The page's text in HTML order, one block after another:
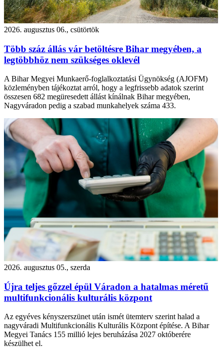
2026. augusztus 06., csütörtök
Több száz állás vár betöltésre Bihar megyében, a
legtöbbhöz nem szükséges oklevél
A Bihar Megyei Munkaerő-foglalkoztatási Ügynökség (AJOFM)
közleményben tájékoztat arról, hogy a legfrissebb adatok szerint
összesen 682 megüresedett állást kínálnak Bihar megyében,
Nagyváradon pedig a szabad munkahelyek száma 433.
2026. augusztus 05., szerda
Újra teljes gőzzel épül Váradon a hatalmas méretű
multifunkcionális kulturális központ
Az egyéves kényszerszünet után ismét ütemterv szerint halad a
nagyváradi Multifunkcionális Kulturális Központ építése. A Bihar
Megyei Tanács 155 millió lejes beruházása 2027 októberére
készülhet el.